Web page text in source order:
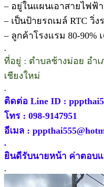
– อยู่ในแผนเอาสายไฟฟ้
– เป็นป้ายรถเมล์ RTC วิ่ง
– ลูกค้าโรงแรม 80-90%
.
ที่อยู่ : ตำบลช้างม่อย อำเ
เชียงใหม่
.
ติดต่อ Line ID :
โทร : 098-9147951
อีเมล :
.
ยินดีรับนายหน้า ค่าตอบ
.